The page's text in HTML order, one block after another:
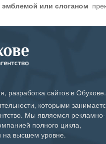
эмблемой или слоганом
разработка сайтов в Обухове.
которыми
Мы являемся рекламно-
полного цикла,
на высшем уровне.